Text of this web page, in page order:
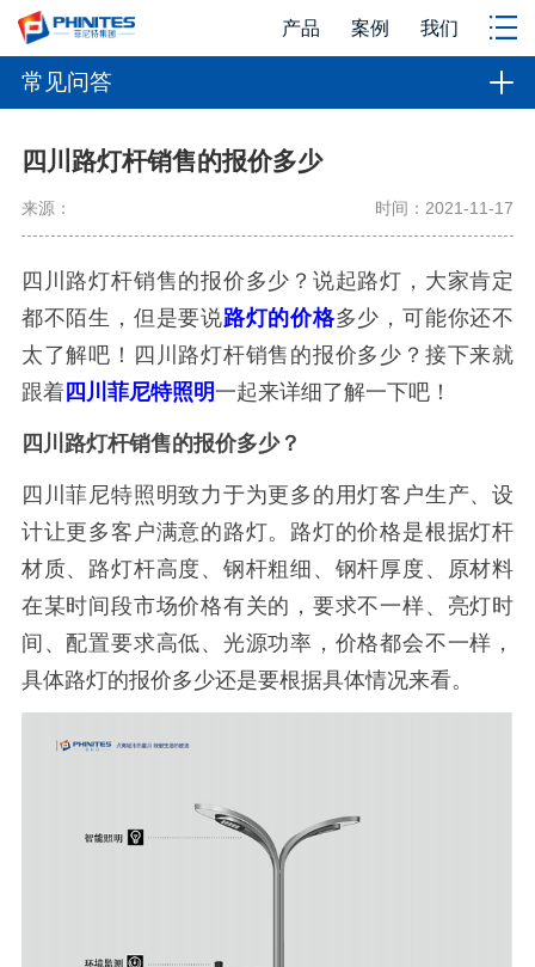
产品 案例 我们
常见问答
四川路灯杆销售的报价多少
来源： 时间：2021-11-17
四川路灯杆销售的报价多少？说起路灯，大家肯定
都不陌生，但是要说路灯的价格多少，可能你还不
太了解吧！四川路灯杆销售的报价多少？接下来就
跟着四川菲尼特照明一起来详细了解一下吧！
四川路灯杆销售的报价多少？
四川菲尼特照明致力于为更多的用灯客户生产、设
计让更多客户满意的路灯。路灯的价格是根据灯杆
材质、路灯杆高度、钢杆粗细、钢杆厚度、原材料
在某时间段市场价格有关的，要求不一样、亮灯时
间、配置要求高低、光源功率，价格都会不一样，
具体路灯的报价多少还是要根据具体情况来看。